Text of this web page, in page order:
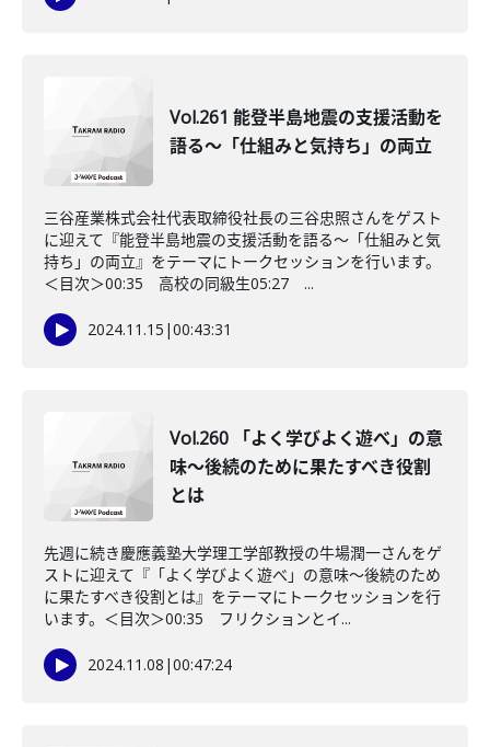
Vol.261 能登半島地震の支援活動を
語る～「仕組みと気持ち」の両立
三谷産業株式会社代表取締役社長の三谷忠照さんをゲスト
に迎えて『能登半島地震の支援活動を語る～「仕組みと気
持ち」の両立』をテーマにトークセッションを行います。
＜目次＞00:35 高校の同級生05:27 ...
2024.11.15 |00:43:31
Vol.260 「よく学びよく遊べ」の意
味〜後続のために果たすべき役割
とは
先週に続き慶應義塾大学理工学部教授の牛場潤一さんをゲ
ストに迎えて『「よく学びよく遊べ」の意味〜後続のため
に果たすべき役割とは』をテーマにトークセッションを行
います。＜目次＞00:35 フリクションとイ...
2024.11.08 |00:47:24